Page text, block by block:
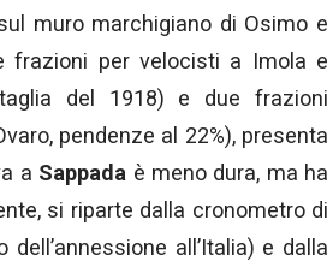
muro marchigiano di Osimo
frazioni per velocisti a Imola e
del 1918) e due frazioni
pendenze al 22%),
a Sappada è meno dura, ma ha
si riparte dalla cronometro di
all’Italia) e dalla